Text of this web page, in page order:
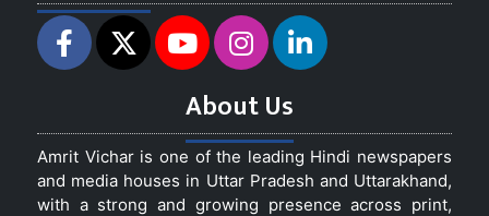
About Us
Amrit Vichar is one of the leading Hindi newspapers
and media houses in Uttar Pradesh and Uttarakhand,
with a strong and growing presence across print,